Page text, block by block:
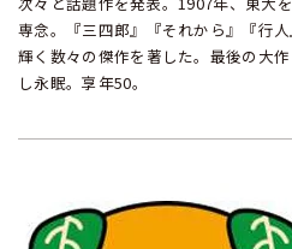
専念。『三四郎』『それから』『行
輝く数々の傑作を著した。最後の大
し永眠。享年50。